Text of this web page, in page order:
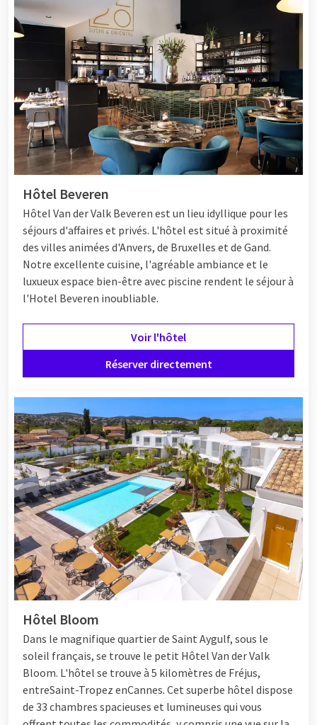
Hôtel Beveren
Hôtel Van der Valk Beveren est un lieu idyllique pour les
séjours d'affaires et privés. L'hôtel est situé à proximité
des villes animées d'Anvers, de Bruxelles et de Gand.
Notre excellente cuisine, l'agréable ambiance et le
luxueux espace bien-être avec piscine rendent le séjour à
l'Hotel Beveren inoubliable.
Voir l'hôtel
Réserver directement
Hôtel Bloom
Dans le magnifique quartier de Saint Aygulf, sous le
soleil français, se trouve le petit Hôtel Van der Valk
Bloom. L'hôtel se trouve à 5 kilomètres de Fréjus,
entreSaint-Tropez enCannes. Cet superbe hôtel dispose
de 33 chambres spacieuses et lumineuses qui vous